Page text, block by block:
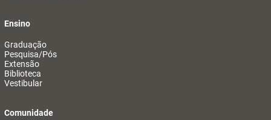
Ensino
Graduação
Pesquisa/Pós
Extensão
Biblioteca
Vestibular
Comunidade